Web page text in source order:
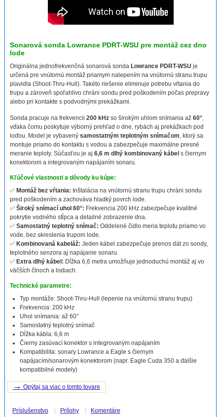
Sonarová sonda Lowrance PDRT-WSU pre montáž cez dno
lode
Originálna jednofrekvenčná sonarová sonda Lowrance PDRT-WSU je
určená pre vnútornú montáž priamym nalepením na vnútornú stranu trupu
plavidla (Shoot-Thru-Hull). Takéto riešenie eliminuje potrebu vŕtania do
trupu a zároveň spoľahlivo chráni sondu pred poškodením počas prepravy
alebo pri kontakte s podvodnými prekážkami.
Sonda pracuje na frekvencii 200 kHzso širokým uhlom snímania až 60°,
vďaka čomu poskytuje výborný prehľad o dne, rybách aj prekážkach pod
loďou. Model je vybavený samostatným teplotným snímačom, ktorý sa
montuje priamo do kontaktu s vodou a zabezpečuje maximálne presné
meranie teploty. Súčasťou je aj 6,6 m dlhý kombinovaný kábel s čiernym
konektorom a integrovaným napájaním sonaru.
Kľúčové vlastnosti a dôvody ku kúpe:
✅ Montáž bez vŕtania: Inštalácia na vnútornú stranu trupu chráni sondu
pred poškodením a zachováva hladký povrch lode.
✅ Široký snímací uhol 60°: Frekvencia 200 kHz zabezpečuje kvalitné
pokrytie vodného stĺpca a detailné zobrazenie dna.
✅ Samostatný teplotný snímač: Oddelené čidlo meria teplotu priamo vo
vode, bez skreslenia trupom lode.
✅ Kombinovaná kabeláž: Jeden kábel zabezpečuje prenos dát zo sondy,
teplotného senzora aj napájanie sonaru.
✅ Extra dlhý kábel: Dĺžka 6,6 metra umožňuje jednoduchú montáž aj vo
väčších člnoch a lodiach.
Technické parametre:
Typ montáže: Shoot-Thru-Hull (lepenie na vnútornú stranu trupu)
Frekvencia: 200 kHz
Uhol snímania: až 60°
Samostatný teplotný snímač
Dĺžka kábla: 6,6 m
Čierny zasúvací konektor s integrovaným napájaním
Kompatibilita: sonary Lowrance a Eagle s čiernym
napájacím/sonarovým konektorom (napr. Eagle Cuda 350 a ďalšie
kompatibilné modely)
→ Opýtaj sa viac o tomto tovare
Príslušenstvo Prílohy Komentáre